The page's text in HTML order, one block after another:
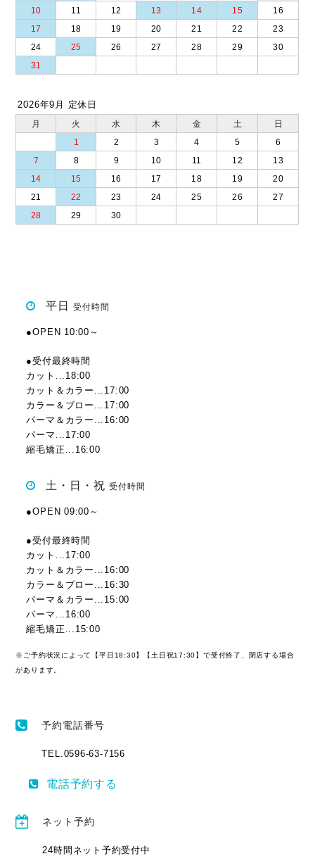
10
11 12 13 14 15
16
17
18 19 20 21 22
23
24
25 26 27 28 29
30
31
2026年9月 定休日
月 火 水 木 金 土
日
1
2 3 4 5
6
7
8 9 10 11 12
13
14
15 16 17 18 19
20
21
22 23 24 25 26
27
28
29 30
平日受付時間
●OPEN 10:00～
●受付最終時間
カット...18:00
カット＆カラー...17:00
カラー＆ブロー...17:00
パーマ＆カラー...16:00
パーマ...17:00
縮毛矯正...16:00
土・日・祝受付時間
●OPEN 09:00～
●受付最終時間
カット...17:00
カット＆カラー...16:00
カラー＆ブロー...16:30
パーマ＆カラー...15:00
パーマ...16:00
縮毛矯正...15:00
※ご予約状況によって【平日18:30】【土日祝17:30】で受付終了、閉店する場合
があります。
予約電話番号
TEL.0596-63-7156
電話予約する
ネット予約
24時間ネット予約受付中